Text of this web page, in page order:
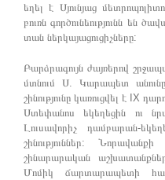
եղել է Սյունյաց
բուռն գործունեությունն են
տան ներկայացուցիչները:
Բարձրագույն ժայռերով
մտնում Ս. Կարապետ
շինությունը կառուցվել է IX
Ստեփանոս եկեղեցին ու
Լուսավորիչ դամբարան-
շինություններ:
շինարարական
Մոմիկ ճարտարապետի